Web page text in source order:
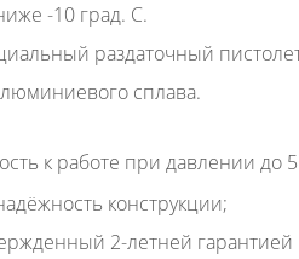
-10 град. С.
раздаточный
сплава.
к работе при давлении до
конструкции;
2-летней гарантией